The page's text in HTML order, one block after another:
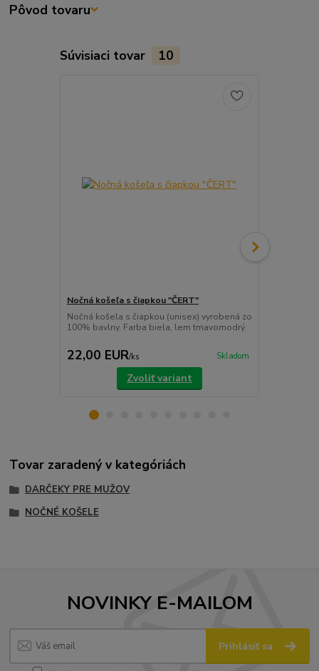
Pôvod tovaru
Súvisiaci tovar 10
Nočná košeľa s čiapkou "ČERT"
Nočná košela s čiapkou (unisex) vyrobená zo
100% bavlny. Farba biela, lem tmavomodrý.
22,00 EUR/ks Skladom
Zvoliť variant
Tovar zaradený v kategóriách
DARČEKY PRE MUŽOV
NOČNÉ KOŠELE
NOVINKY E-MAILOM
Prihlásiť sa